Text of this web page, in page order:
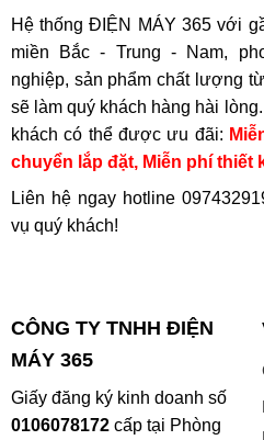
Hệ thống ĐIỆN MÁY 365 với
miền Bắc - Trung - Nam,
nghiệp, sản phẩm chất lượng
sẽ làm quý khách hàng hài
khách có thể được ưu đãi:
chuyển lắp đặt, Miễn phí thiết
Liên hệ ngay hotline
vụ quý khách!
CÔNG TY TNHH ĐIỆN
MÁY 365
Giấy đăng ký kinh doanh số
0106078172cấp tại Phòng